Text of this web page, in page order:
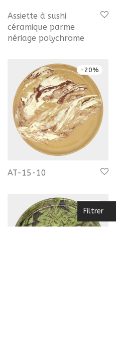
Assiette à sushi
céramique parme
nériage polychrome
- 20%
AT-15-10
Filtrer